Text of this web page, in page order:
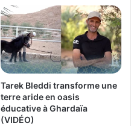
Tarek Bleddi transforme une
terre aride en oasis
éducative à Ghardaïa
(VIDÉO)